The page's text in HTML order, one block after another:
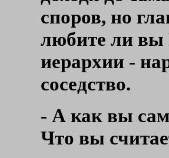
споров, но
любите ли вы
иерархии -
соседство.
- А как вы
Что вы